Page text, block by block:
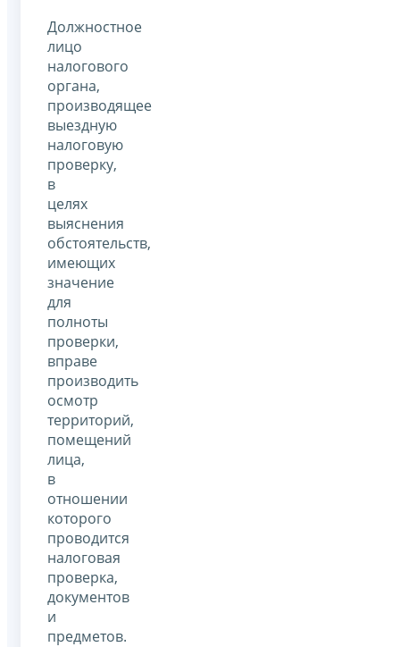
Должностное
лицо
налогового
органа,
производящее
выездную
налоговую
проверку,
в
целях
выяснения
обстоятельств,
имеющих
значение
для
полноты
проверки,
вправе
производить
осмотр
территорий,
помещений
лица,
в
отношении
которого
проводится
налоговая
проверка,
документов
и
предметов.